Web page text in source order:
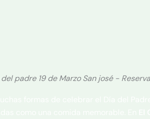
padre 19 de Marzo San josé -